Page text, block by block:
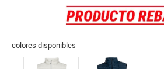
colores disponibles